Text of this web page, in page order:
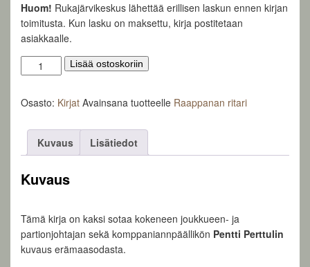
Huom! Rukajärvikeskus lähettää erillisen laskun ennen kirjan
toimitusta. Kun lasku on maksettu, kirja postitetaan
asiakkaalle.
Raappanan
ritari
Lisää ostoskoriin
Osasto: Kirjat Avainsana tuotteelle Raappanan ritari
Kuvaus Lisätiedot
Kuvaus
Tämä kirja on kaksi sotaa kokeneen joukkueen- ja
partionjohtajan sekä komppaniannpäällikön Pentti Perttulin
kuvaus erämaasodasta.